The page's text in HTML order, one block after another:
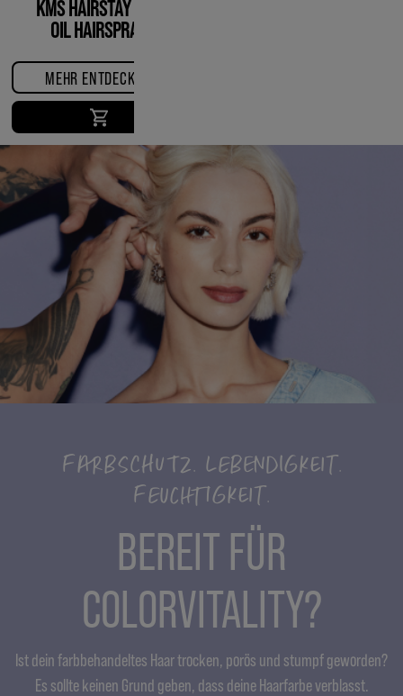
KMS HAIRSTAY DRY
OIL HAIRSPRAY
MEHR ENTDECKEN
FARBSCHUTZ. LEBENDIGKEIT.
FEUCHTIGKEIT.
BEREIT FÜR
COLORVITALITY?
Ist dein farbbehandeltes Haar trocken, porös und stumpf geworden?
Es sollte keinen Grund geben, dass deine Haarfarbe verblasst.